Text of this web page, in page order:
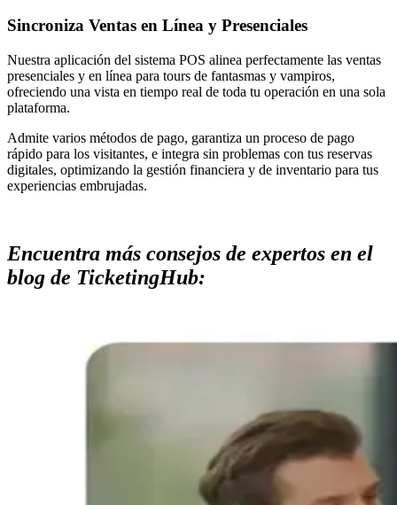
Sincroniza Ventas en Línea y Presenciales
Nuestra aplicación del sistema POS alinea perfectamente las ventas
presenciales y en línea para tours de fantasmas y vampiros,
ofreciendo una vista en tiempo real de toda tu operación en una sola
plataforma.
Admite varios métodos de pago, garantiza un proceso de pago
rápido para los visitantes, e integra sin problemas con tus reservas
digitales, optimizando la gestión financiera y de inventario para tus
experiencias embrujadas.
Encuentra más consejos de expertos en el
blog de TicketingHub: